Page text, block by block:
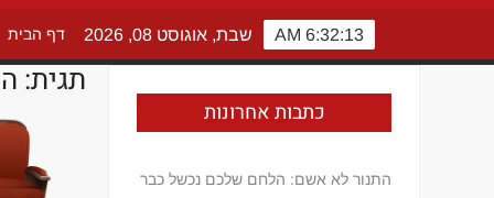
דף הבית 6:32:13 AM שבת, אוגוסט 08, 2026
תגית:
כתבות אחרונות
התנור לא אשם: הלחם שלכם נכשל כבר